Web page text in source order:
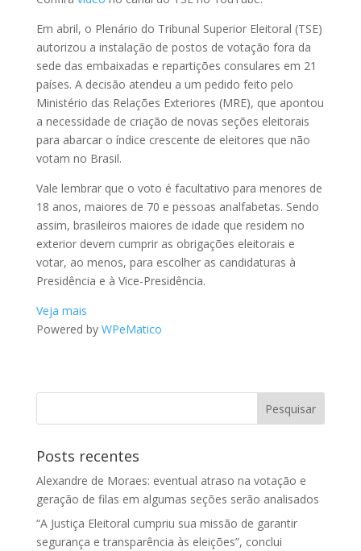
Em abril, o Plenário do Tribunal Superior Eleitoral (TSE)
autorizou a instalação de postos de votação fora da
sede das embaixadas e repartições consulares em 21
países. A decisão atendeu a um pedido feito pelo
Ministério das Relações Exteriores (MRE), que apontou
a necessidade de criação de novas seções eleitorais
para abarcar o índice crescente de eleitores que não
votam no Brasil.
Vale lembrar que o voto é facultativo para menores de
18 anos, maiores de 70 e pessoas analfabetas. Sendo
assim, brasileiros maiores de idade que residem no
exterior devem cumprir as obrigações eleitorais e
votar, ao menos, para escolher as candidaturas à
Presidência e à Vice-Presidência.
Veja mais
Powered by WPeMatico
Posts recentes
Alexandre de Moraes: eventual atraso na votação e
geração de filas em algumas seções serão analisados
“A Justiça Eleitoral cumpriu sua missão de garantir
segurança e transparência às eleições”, conclui